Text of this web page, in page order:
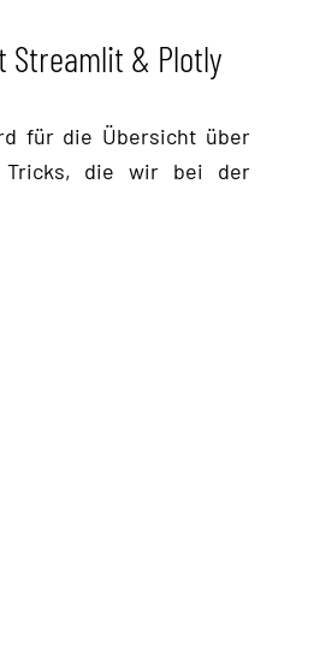
Streamlit & Plotly
für die Übersicht über
Tricks, die wir bei der